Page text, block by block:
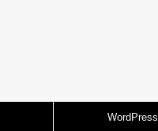
WordPress